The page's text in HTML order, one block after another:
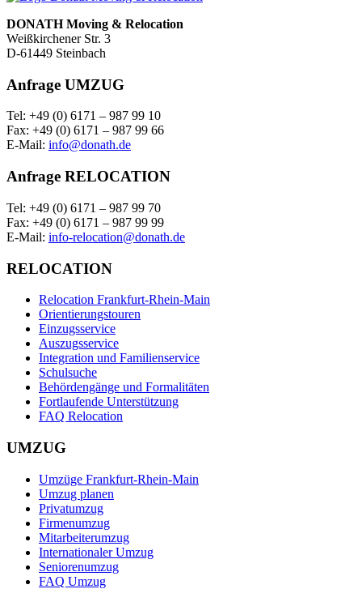
DONATH Moving & Relocation
Weißkirchener Str. 3
D-61449 Steinbach
Anfrage UMZUG
Tel: +49 (0) 6171 – 987 99 10
Fax: +49 (0) 6171 – 987 99 66
E-Mail: info@donath.de
Anfrage RELOCATION
Tel: +49 (0) 6171 – 987 99 70
Fax: +49 (0) 6171 – 987 99 99
E-Mail: info-relocation@donath.de
RELOCATION
Relocation Frankfurt-Rhein-Main
Orientierungstouren
Einzugsservice
Auszugsservice
Integration und Familienservice
Schulsuche
Behördengänge und Formalitäten
Fortlaufende Unterstützung
FAQ Relocation
UMZUG
Umzüge Frankfurt-Rhein-Main
Umzug planen
Privatumzug
Firmenumzug
Mitarbeiterumzug
Internationaler Umzug
Seniorenumzug
FAQ Umzug